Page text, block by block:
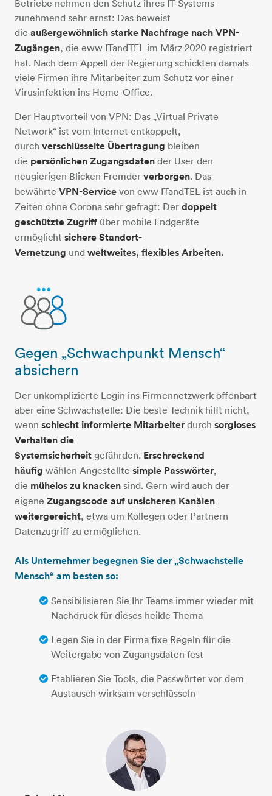
Betriebe nehmen den Schutz ihres IT-Systems
zunehmend sehr ernst: Das beweist
die außergewöhnlich starke Nachfrage nach VPN-
Zugängen, die eww ITandTEL im März 2020 registriert
hat. Nach dem Appell der Regierung schickten damals
viele Firmen ihre Mitarbeiter zum Schutz vor einer
Virusinfektion ins Home-Office.
Der Hauptvorteil von VPN: Das „Virtual Private
Network“ ist vom Internet entkoppelt,
durch verschlüsselte Übertragung bleiben
die persönlichen Zugangsdaten der User den
neugierigen Blicken Fremder verborgen. Das
bewährte VPN-Service von eww ITandTEL ist auch in
Zeiten ohne Corona sehr gefragt: Der doppelt
geschützte Zugriff über mobile Endgeräte
ermöglicht sichere Standort-
Vernetzung und weltweites, flexibles Arbeiten.
personen
Gegen „Schwachpunkt Mensch“
absichern
Der unkomplizierte Login ins Firmennetzwerk offenbart
aber eine Schwachstelle: Die beste Technik hilft nicht,
wenn schlecht informierte Mitarbeiter durch sorgloses
Verhalten die
Systemsicherheit gefährden. Erschreckend
häufig wählen Angestellte simple Passwörter,
die mühelos zu knacken sind. Gern wird auch der
eigene Zugangscode auf unsicheren Kanälen
weitergereicht, etwa um Kollegen oder Partnern
Datenzugriff zu ermöglichen.
Als Unternehmer begegnen Sie der „Schwachstelle
Mensch“ am besten so:
Sensibilisieren Sie Ihr Teams immer wieder mit
Nachdruck für dieses heikle Thema
Legen Sie in der Firma fixe Regeln für die
Weitergabe von Zugangsdaten fest
Etablieren Sie Tools, die Passwörter vor dem
Austausch wirksam verschlüsseln